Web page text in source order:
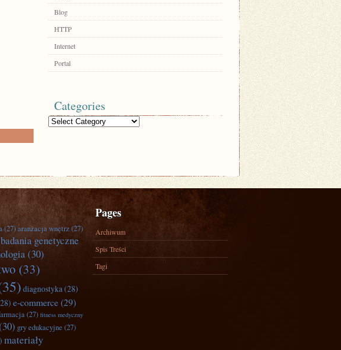
Blog
HTTP
Internet
Portal
Categories
Categories
(27)aranżacja wnętrz(27)
badania genetyczne
(30)
(33)
diagnostyka(28)
e-commerce(29)
(27) fitness medyczny
gry edukacyjne (27)
materiały
Pages
Archiwum
Spis Treści
Tagi